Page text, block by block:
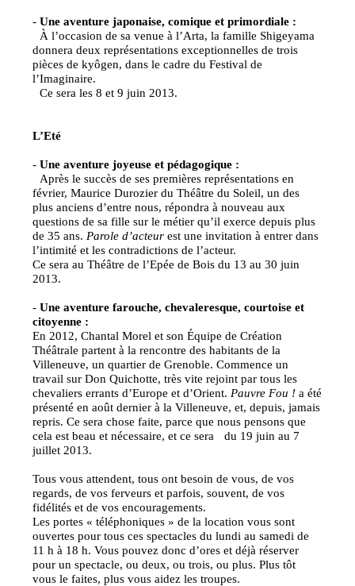
-Une aventure japonaise, comique et primordiale :
À l’occasion de sa venue à l’Arta, la famille Shigeyama
donnera deux représentations exceptionnelles de trois
pièces de kyôgen, dans le cadre du Festival de
l’Imaginaire.
Ce sera les 8 et 9 juin 2013.
L’Eté
-Une aventure joyeuse et pédagogique :
Après le succès de ses premières représentations en
février, Maurice Durozier du Théâtre du Soleil, un des
plus anciens d’entre nous, répondra à nouveau aux
questions de sa fille sur le métier qu’il exerce depuis plus
de 35 ans. Parole d’acteur est une invitation à entrer dans
l’intimité et les contradictions de l’acteur.
Ce sera au Théâtre de l’Epée de Bois du 13 au 30 juin
2013.
-Une aventure farouche, chevaleresque, courtoise et
citoyenne :
En 2012, Chantal Morel et son Équipe de Création
Théâtrale partent à la rencontre des habitants de la
Villeneuve, un quartier de Grenoble. Commence un
travail sur Don Quichotte, très vite rejoint par tous les
chevaliers errants d’Europe et d’Orient. Pauvre Fou ! a été
présenté en août dernier à la Villeneuve, et, depuis, jamais
repris. Ce sera chose faite, parce que nous pensons que
cela est beau et nécessaire, et ce sera du 19 juin au 7
juillet 2013.
Tous vous attendent, tous ont besoin de vous, de vos
regards, de vos ferveurs et parfois, souvent, de vos
fidélités et de vos encouragements.
Les portes « téléphoniques » de la location vous sont
ouvertes pour tous ces spectacles du lundi au samedi de
11 h à 18 h. Vous pouvez donc d’ores et déjà réserver
pour un spectacle, ou deux, ou trois, ou plus. Plus tôt
vous le faites, plus vous aidez les troupes.